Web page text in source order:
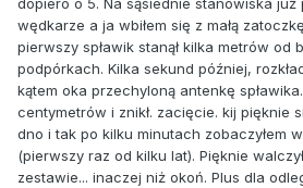
wędkarze a ja wbiłem się z małą
pierwszy spławik stanął kilka metrów od
podpórkach. Kilka sekund później,
kątem oka przechyloną antenkę
centymetrów i znikł. zacięcie. kij pięknie
dno i tak po kilku minutach zobaczyłem
(pierwszy raz od kilku lat). Pięknie
zestawie... inaczej niż okoń. Plus dla